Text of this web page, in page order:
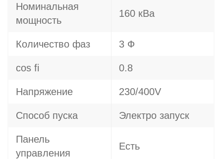
Номинальная
мощность
160 кВа
Количество фаз 3 Ф
cos fi 0.8
Напряжение 230/400V
Способ пуска Электро запуск
Панель
управления
Есть